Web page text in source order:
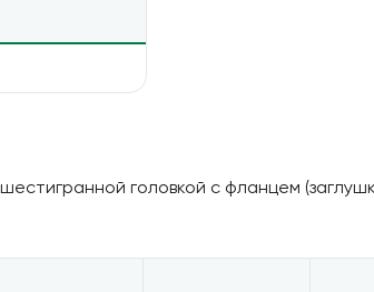
головкой c фланцем